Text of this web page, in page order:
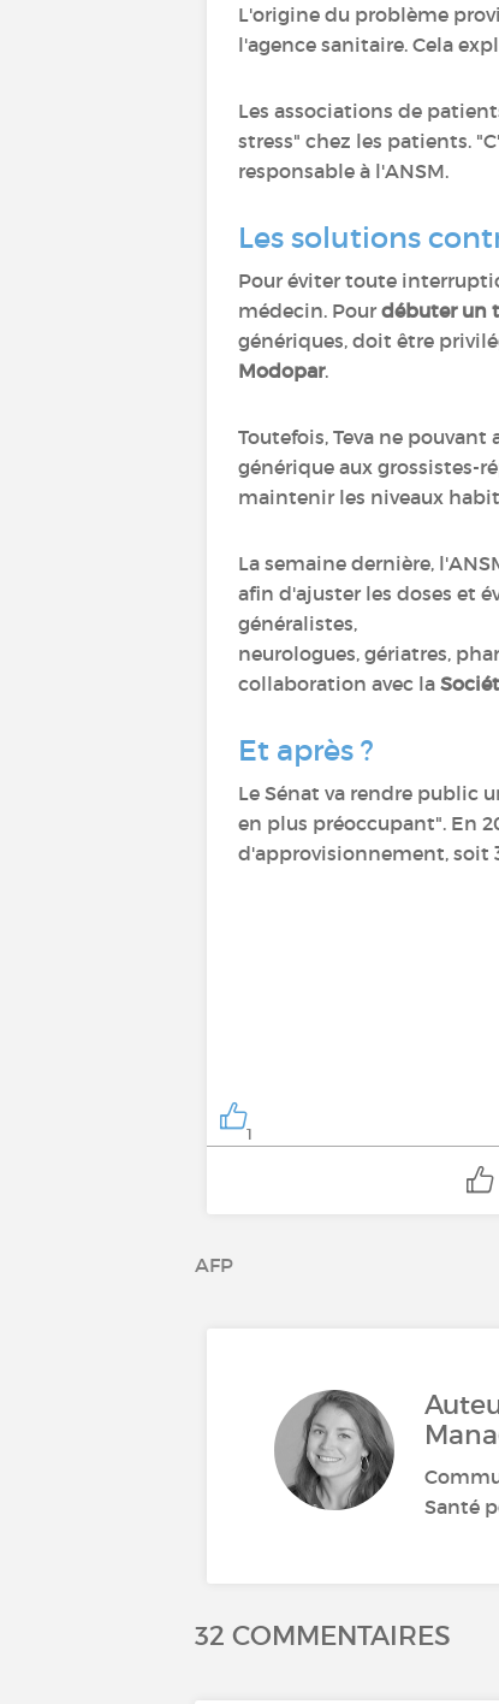
L'origine du problème
l'agence sanitaire. Cela
Les associations de
stress" chez les patients.
responsable à l'ANSM.
Les solutions
Pour éviter toute
médecin. Pour débuter un
génériques, doit être
Modopar.
Toutefois, Teva ne
générique aux grossistes-
maintenir les niveaux
La semaine dernière,
afin d'ajuster les doses et
généralistes,
neurologues, gériatres,
collaboration avec la
Et après ?
Le Sénat va rendre public
en plus préoccupant". En
d'approvisionnement, soit
1
AFP
Santé
32 COMMENTAIRES